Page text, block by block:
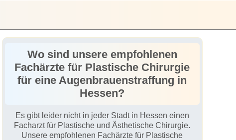
Wo sind unsere empfohlenen
Fachärzte für Plastische Chirurgie
für eine Augenbrauenstraffung in
Hessen?
Es gibt leider nicht in jeder Stadt in Hessen einen
Facharzt für Plastische und Ästhetische Chirurgie.
Unsere empfohlenen Fachärzte für Plastische